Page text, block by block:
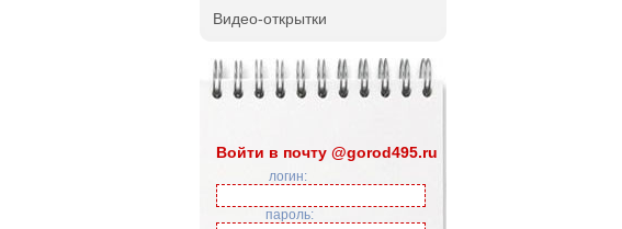
Видео-открытки
Войти в почту @gorod495.ru
логин:
пароль: